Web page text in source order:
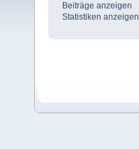
Beiträge anzeigen
Statistiken anzeigen